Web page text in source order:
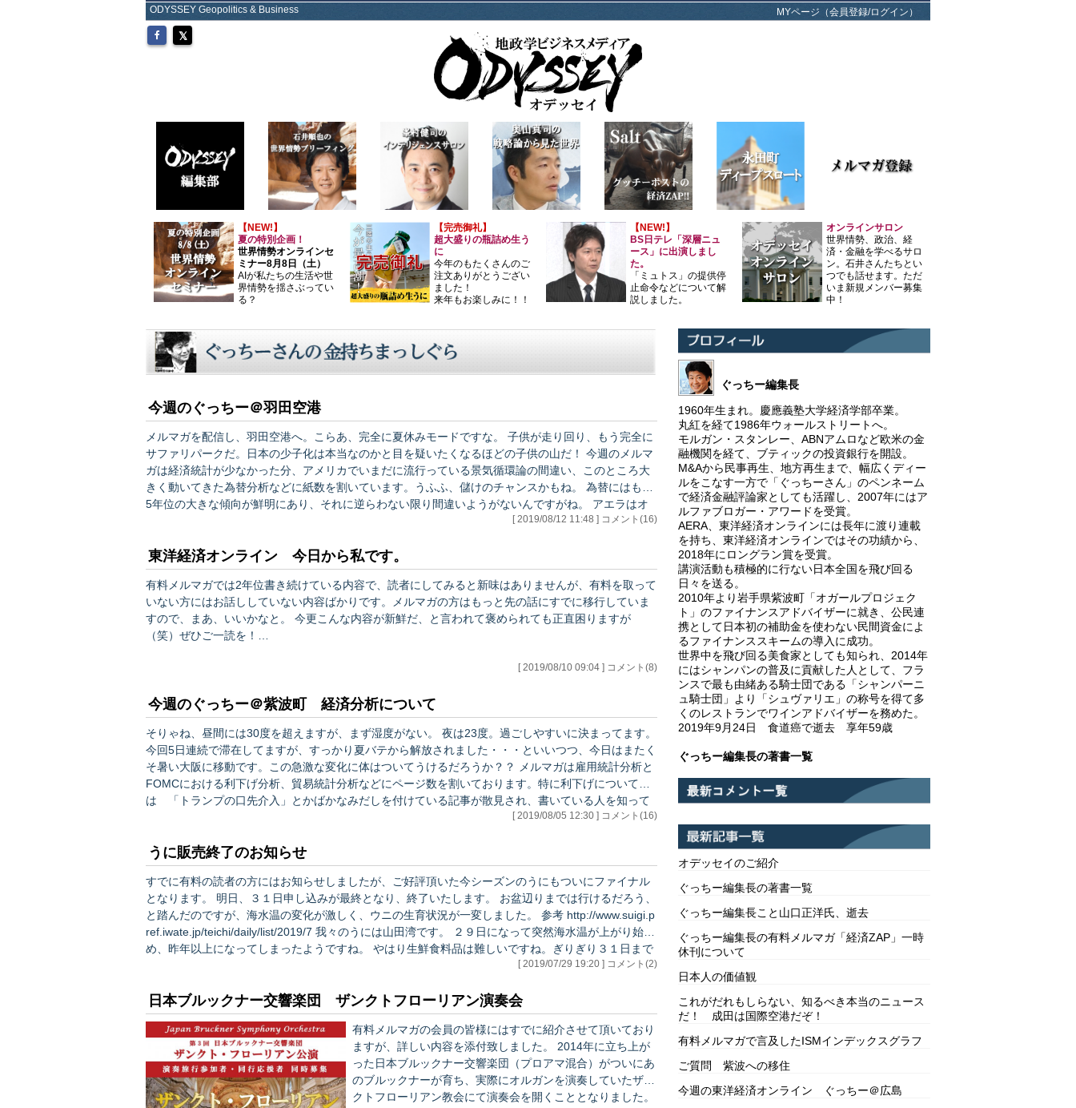
ODYSSEY Geopolitics & Business MYページ（会員登録/ログイン）
【NEW!】
夏の特別企画！
世界情勢オンラインセ
ミナー8月8日（土）
AIが私たちの生活や世
界情勢を揺さぶってい
る？
【完売御礼】
超大盛りの瓶詰め生う
に
今年のもたくさんのご
注文ありがとうござい
ました！
来年もお楽しみに！！
【NEW!】
BS日テレ「深層ニュ
ース」に出演しまし
た。
「ミュトス」の提供停
止命令などについて解
説しました。
オンラインサロン
世界情勢、政治、経
済・金融を学べるサロ
ン。石井さんたちとい
つでも話せます。ただ
いま新規メンバー募集
中！
今週のぐっちー＠羽田空港
メルマガを配信し、羽田空港へ。こらあ、完全に夏休みモードですな。 子供が走り回り、もう完全に
サファリパークだ。日本の少子化は本当なのかと目を疑いたくなるほどの子供の山だ！ 今週のメルマ
ガは経済統計が少なかった分、アメリカでいまだに流行っている景気循環論の間違い、このところ大
きく動いてきた為替分析などに紙数を割いています。うふふ、儲けのチャンスかもね。 為替にはもう
5年位の大きな傾向が鮮明にあり、それに逆らわない限り間違いようがないんですがね。 アエラはオ
ガール祭りの特集です。客単価2000円近い「祭り」ってなんなんだろう、って話なんですが、要する
[ 2019/08/12 11:48 ] コメント(16)
東洋経済オンライン 今日から私です。
有料メルマガでは2年位書き続けている内容で、読者にしてみると新味はありませんが、有料を取って
いない方にはお話ししていない内容ばかりです。メルマガの方はもっと先の話にすでに移行していま
すので、まあ、いいかなと。 今更こんな内容が新鮮だ、と言われて褒められても正直困りますが
（笑）ぜひご一読を！…
[ 2019/08/10 09:04 ] コメント(8)
今週のぐっちー＠紫波町 経済分析について
そりゃね、昼間には30度を超えますが、まず湿度がない。 夜は23度。過ごしやすいに決まってます。
今回5日連続で滞在してますが、すっかり夏バテから解放されました・・・といいつつ、今日はまたく
そ暑い大阪に移動です。この急激な変化に体はついてうけるだろうか？？ メルマガは雇用統計分析と
FOMCにおける利下げ分析、貿易統計分析などにページ数を割いております。特に利下げについて
は 「トランプの口先介入」とかばかなみだしを付けている記事が散見され、書いている人を知って
[ 2019/08/05 12:30 ] コメント(16)
うに販売終了のお知らせ
すでに有料の読者の方にはお知らせしましたが、ご好評頂いた今シーズンのうにもついにファイナル
となります。 明日、３１日申し込みが最終となり、終了いたします。 お盆辺りまでは行けるだろう、
と踏んだのですが、海水温の変化が激しく、ウニの生育状況が一変しました。 参考 http://www.suigi.p
ref.iwate.jp/teichi/daily/list/2019/7 我々のうには山田湾です。 ２９日になって突然海水温が上がり始
め、昨年以上になってしまったようですね。 やはり生鮮食料品は難しいですね。ぎりぎり３１日まで
[ 2019/07/29 19:20 ] コメント(2)
日本ブルックナー交響楽団 ザンクトフローリアン演奏会
有料メルマガの会員の皆様にはすでに紹介させて頂いており
ますが、詳しい内容を添付致しました。 2014年に立ち上が
った日本ブルックナー交響楽団（プロアマ混合）がついにあ
のブルックナーが育ち、実際にオルガンを演奏していたザン
クトフローリアン教会にて演奏会を開くこととなりました。
ぐっちー編集長
1960年生まれ。慶應義塾大学経済学部卒業。
丸紅を経て1986年ウォールストリートへ。
モルガン・スタンレー、ABNアムロなど欧米の金
融機関を経て、ブティックの投資銀行を開設。
M&Aから民事再生、地方再生まで、幅広くディー
ルをこなす一方で「ぐっちーさん」のペンネーム
で経済金融評論家としても活躍し、2007年にはア
ルファブロガー・アワードを受賞。
AERA、東洋経済オンラインには長年に渡り連載
を持ち、東洋経済オンラインではその功績から、
2018年にロングラン賞を受賞。
講演活動も積極的に行ない日本全国を飛び回る
日々を送る。
2010年より岩手県紫波町「オガールプロジェク
ト」のファイナンスアドバイザーに就き、公民連
携として日本初の補助金を使わない民間資金によ
るファイナンススキームの導入に成功。
世界中を飛び回る美食家としても知られ、2014年
にはシャンパンの普及に貢献した人として、フラ
ンスで最も由緒ある騎士団である「シャンパーニ
ュ騎士団」より「シュヴァリエ」の称号を得て多
くのレストランでワインアドバイザーを務めた。
2019年9月24日 食道癌で逝去 享年59歳
ぐっちー編集長の著書一覧
オデッセイのご紹介
ぐっちー編集長の著書一覧
ぐっちー編集長こと山口正洋氏、逝去
ぐっちー編集長の有料メルマガ「経済ZAP」一時
休刊について
日本人の価値観
これがだれもしらない、知るべき本当のニュース
だ！ 成田は国際空港だぞ！
有料メルマガで言及したISMインデックスグラフ
ご質問 紫波への移住
今週の東洋経済オンライン ぐっちー＠広島